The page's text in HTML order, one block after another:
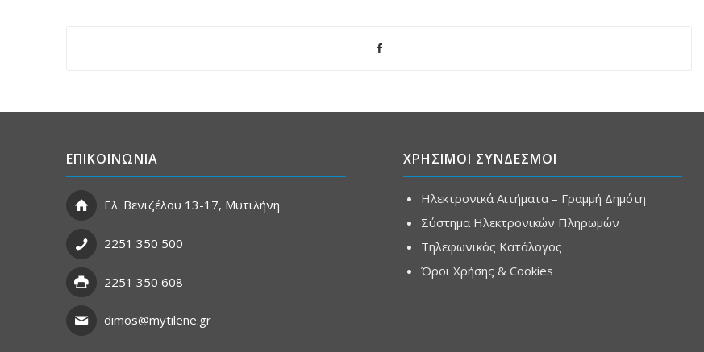
ΕΠΙΚΟΙΝΩΝΙΑ
Ελ. Βενιζέλου 13-17, Μυτιλήνη
2251 350 500
2251 350 608
dimos@mytilene.gr
ΧΡΗΣΙΜΟΙ ΣΥΝΔΕΣΜΟΙ
Ηλεκτρονικά Αιτήματα – Γραμμή Δημότη
Σύστημα Ηλεκτρονικών Πληρωμών
Τηλεφωνικός Κατάλογος
Όροι Χρήσης & Cookies